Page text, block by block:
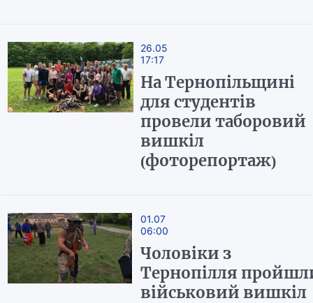
26.05
17:17
На Тернопільщині
для студентів
провели таборовий
вишкіл
(фоторепортаж)
01.07
06:00
Чоловіки з
Тернопілля
військовий вишкіл